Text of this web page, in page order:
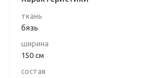
ткань
бязь
ширина
150 см
состав